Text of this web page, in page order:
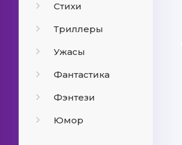
Стихи
Триллеры
Ужасы
Фантастика
Фэнтези
Юмор